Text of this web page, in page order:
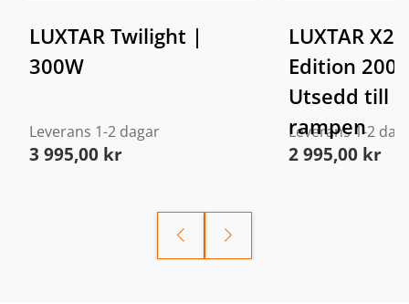
LUXTAR Twilight |
300W
Leverans 1-2 dagar
3 995,00 kr
LUXTAR
Edition
Utsedd till
rampen
Leverans 1-2
2 995,00 kr